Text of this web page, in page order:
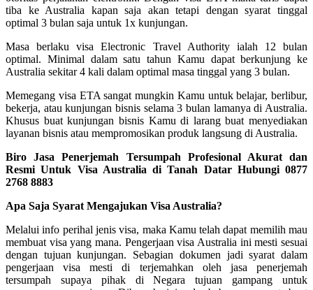
tiba ke Australia kapan saja akan tetapi dengan syarat tinggal
optimal 3 bulan saja untuk 1x kunjungan.
Masa berlaku visa Electronic Travel Authority ialah 12 bulan
optimal. Minimal dalam satu tahun Kamu dapat berkunjung ke
Australia sekitar 4 kali dalam optimal masa tinggal yang 3 bulan.
Memegang visa ETA sangat mungkin Kamu untuk belajar, berlibur,
bekerja, atau kunjungan bisnis selama 3 bulan lamanya di Australia.
Khusus buat kunjungan bisnis Kamu di larang buat menyediakan
layanan bisnis atau mempromosikan produk langsung di Australia.
Biro Jasa Penerjemah Tersumpah Profesional Akurat dan
Resmi Untuk Visa Australia di Tanah Datar Hubungi 0877
2768 8883
Apa Saja Syarat Mengajukan Visa Australia?
Melalui info perihal jenis visa, maka Kamu telah dapat memilih mau
membuat visa yang mana. Pengerjaan visa Australia ini mesti sesuai
dengan tujuan kunjungan. Sebagian dokumen jadi syarat dalam
pengerjaan visa mesti di terjemahkan oleh jasa penerjemah
tersumpah supaya pihak di Negara tujuan gampang untuk